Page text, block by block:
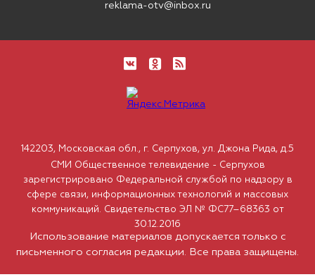
reklama-otv@inbox.ru
Использование материалов допускается только с
письменного согласия редакции. Все права защищены.
142203, Московская обл., г. Серпухов, ул. Джона Рида, д.5
СМИ Общественное телевидение - Серпухов
зарегистрировано Федеральной службой по надзору в
сфере связи, информационных технологий и массовых
коммуникаций. Свидетельство ЭЛ № ФС77–68363 от
30.12.2016